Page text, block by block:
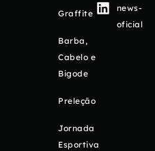
Graffite
Barba,
Cabelo e
Bigode
Preleção
Jornada
Esportiva
news-
oficial